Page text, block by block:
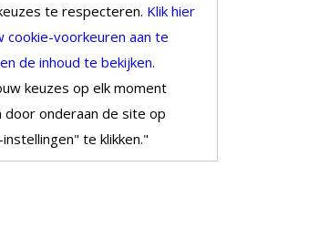
te respecteren. Klik hier
cookie-voorkeuren aan te
de inhoud te bekijken.
keuzes op elk moment
door onderaan de site op
te klikken."